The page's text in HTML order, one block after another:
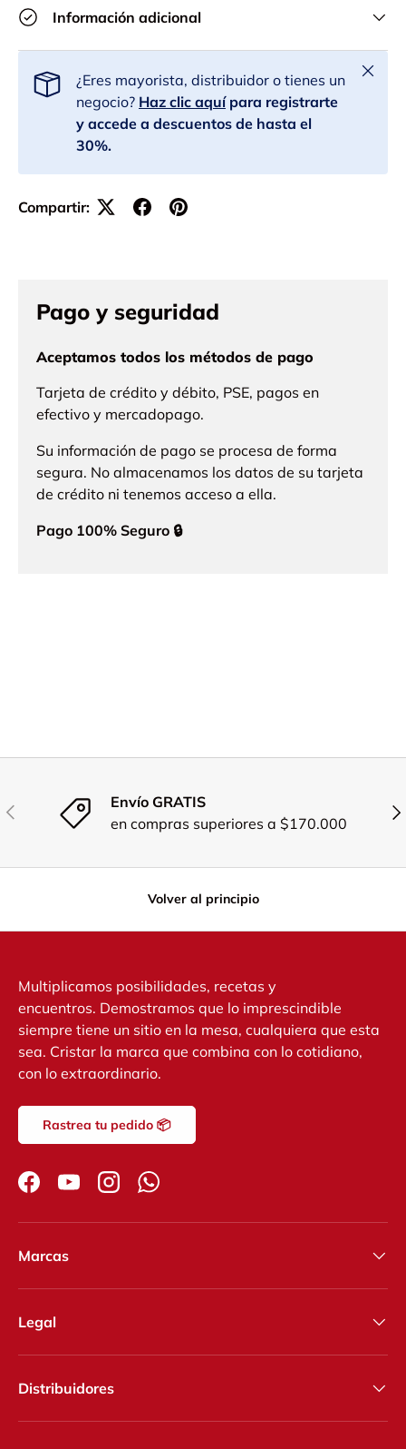
Información adicional
¿Eres mayorista, distribuidor o tienes un
negocio? Haz clic aquípara registrarte
y accede a descuentos de hasta el
30%.
Cerrar
Compartir:
Pago y seguridad
Aceptamos todos los métodos de pago
Tarjeta de crédito y débito, PSE, pagos en
efectivo y mercadopago.
Su información de pago se procesa de forma
segura. No almacenamos los datos de su tarjeta
de crédito ni tenemos acceso a ella.
Pago 100% Seguro 🔒
Anterior
Envío GRATIS
en compras superiores a $170.000
Volver al principio
Multiplicamos posibilidades, recetas y
encuentros. Demostramos que lo imprescindible
siempre tiene un sitio en la mesa, cualquiera que esta
sea. Cristar la marca que combina con lo cotidiano,
con lo extraordinario.
Rastrea tu pedido 📦
FacebookYouTubeInstagramWhatsApp
Marcas
Legal
Distribuidores